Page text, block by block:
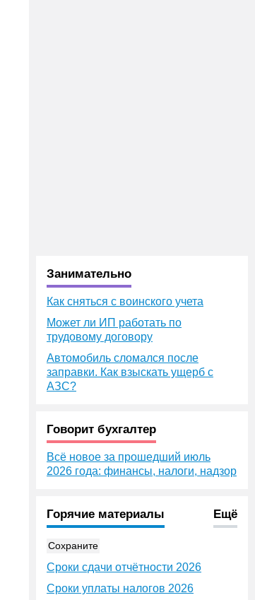
Занимательно
Как сняться с воинского учета
Может ли ИП работать по
трудовому договору
Автомобиль сломался после
заправки. Как взыскать ущерб с
АЗС?
Говорит бухгалтер
Всё новое за прошедший июль
2026 года: финансы, налоги, надзор
Горячие материалы Ещё
Сохраните
Сроки сдачи отчётности 2026
Сроки уплаты налогов 2026